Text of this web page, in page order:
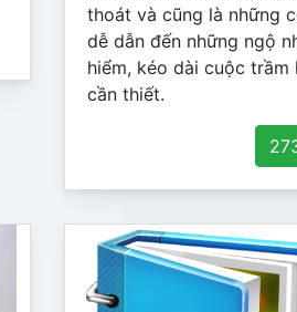
thoát và cũng là những
dễ dẫn đến những ngộ
hiểm, kéo dài cuộc trầm
cần thiết.